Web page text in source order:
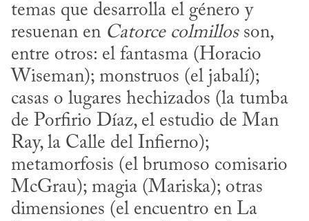
temas que desarrolla el género y
resuenan en Catorce colmillos son,
entre otros: el fantasma (Horacio
Wiseman); monstruos (el jabalí);
casas o lugares hechizados (la tumba
de Porfirio Díaz, el estudio de Man
Ray, la Calle del Infierno);
metamorfosis (el brumoso comisario
McGrau); magia (Mariska); otras
dimensiones (el encuentro en La